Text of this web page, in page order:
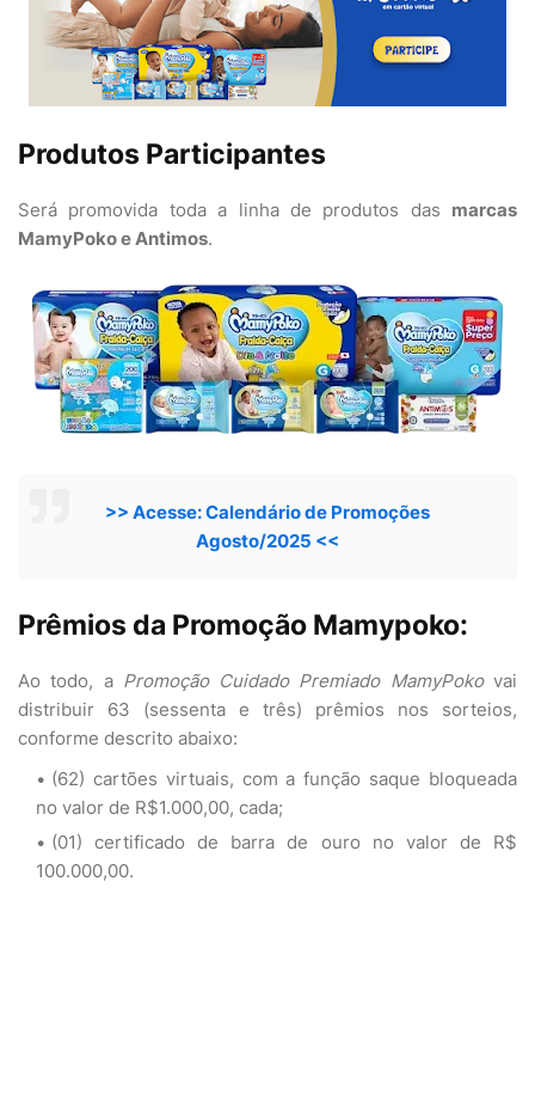
Produtos Participantes
Será promovida toda a linha de produtos das marcas
MamyPoko e Antimos.
>> Acesse: Calendário de Promoções
Agosto/2025 <<
Prêmios da Promoção Mamypoko:
Ao todo, aPromoção Cuidado Premiado MamyPokovai
distribuir 63 (sessenta e três) prêmios nos sorteios,
conforme descrito abaixo:
(62) cartões virtuais, com a função saque bloqueada
no valor de R$1.000,00, cada;
(01) certificado de barra de ouro no valor de R$
100.000,00.